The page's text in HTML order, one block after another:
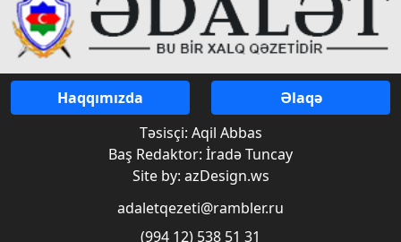
Haqqımızda
Əlaqə
Təsisçi: Aqil Abbas
Baş Redaktor: İradə Tuncay
Site by: azDesign.ws
adaletqezeti@rambler.ru
(994 12) 538 51 31